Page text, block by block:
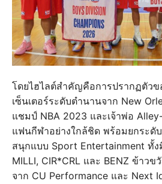
โดยไฮไลต์สำคัญคือการปรากฏตัวข
เซ็นเตอร์ระดับตำนานจาก New
แชมป์ NBA 2023 และเจ้าพ่อ
แฟนกีฬาอย่างใกล้ชิด พร้อมยกระดั
สนุกแบบ Sport Entertainment ทั้
MILLI, CIR*CRL และ BENZ ข้าว
จาก CU Performance และ Next